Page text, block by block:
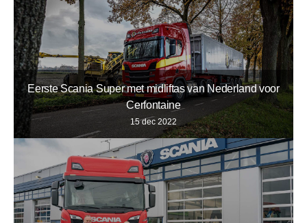
Eerste Scania Super met midliftas van Nederland voor
Cerfontaine
15 dec 2022